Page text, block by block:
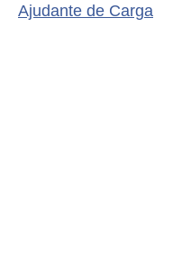
Ajudante de Carga